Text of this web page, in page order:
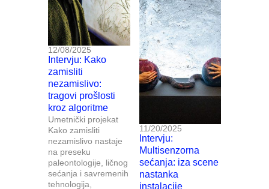
12/08/2025
Intervju: Kako
zamisliti
nezamislivo:
tragovi prošlosti
kroz algoritme
Umetnički projekat
Kako zamisliti
nezamislivo nastaje
na preseku
paleontologije, ličnog
sećanja i savremenih
tehnologija,
11/20/2025
Intervju:
Multisenzorna
sećanja: iza scene
nastanka
instalacije